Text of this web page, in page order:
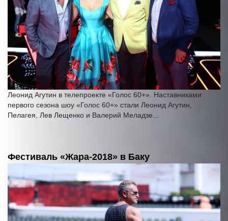
Леонид Агутин в телепроекте «Голос 60+». Наставниками
первого сезона шоу «Голос 60+» стали Леонид Агутин,
Пелагея, Лев Лещенко и Валерий Меладзе...
Фестиваль «Жара-2018» в Баку